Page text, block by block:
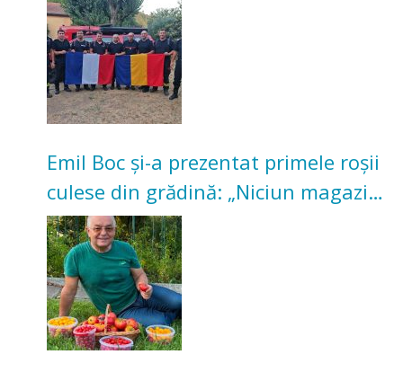
Emil Boc și-a prezentat primele roșii
culese din grădină: „Niciun magazin
nu poate oferi această satisfacție”